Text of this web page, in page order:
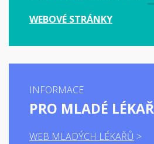
WEBOVÉ STRÁNKY
INFORMACE
PRO MLADÉ
WEB MLADÝCH LÉKAŘŮ